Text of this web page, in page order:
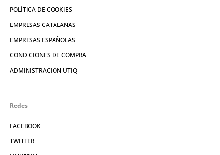
POLÍTICA DE COOKIES
EMPRESAS CATALANAS
EMPRESAS ESPAÑOLAS
CONDICIONES DE COMPRA
ADMINISTRACIÓN UTIQ
Redes
FACEBOOK
TWITTER